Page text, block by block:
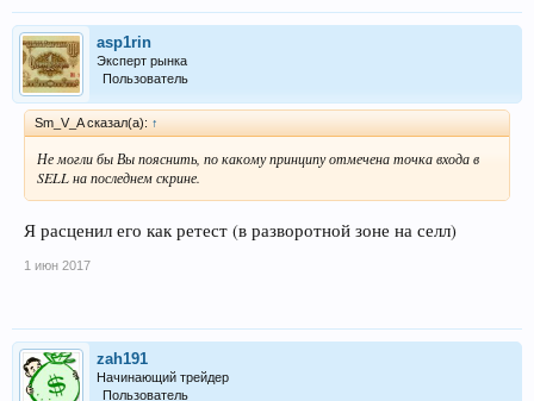
asp1rin
Эксперт рынка
Пользователь
Sm_V_A сказал(а): ↑
Не могли бы Вы пояснить, по какому принципу отмечена точка входа в
SELL на последнем скрине.
Я расценил его как ретест (в разворотной зоне на селл)
1 июн 2017
zah191
Начинающий трейдер
Пользователь